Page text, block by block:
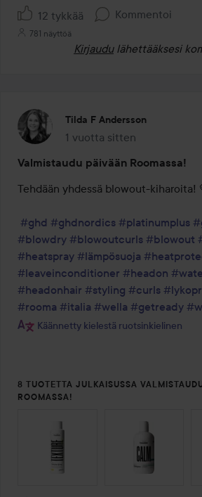
12 tykkää Kommentoi
781 näyttöä
Kirjaudu lähettääksesi
Tilda F Andersson
1 vuotta sitten
Viesti luotiin 1 vuotta sitten
Valmistaudu päivään Roomassa!
Tehdään yhdessä blowout-kiharoita!
#ghd #ghdnordics #platinumplus
#blowdry #blowoutcurls #blowout
#heatspray #lämpösuoja
#leaveinconditioner #headon
#headonhair #styling #curls
#rooma #italia #wella #getready
Käännetty kielestä ruotsinkielinen
8 TUOTETTA JULKAISUSSA
ROOMASSA!
OHITA OSIO